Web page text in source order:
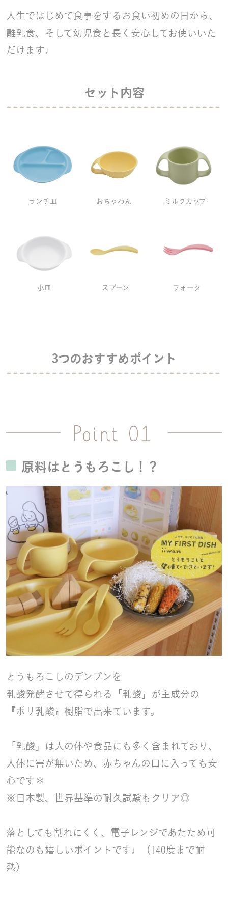
人生ではじめて食事をするお食い初めの日から、
離乳食、そして幼児食と長く安心してお使いいた
だけます♩
セット内容
ランチ皿 おちゃわん ミルクカップ
小皿 スプーン フォーク
3つのおすすめポイント
原料はとうもろこし！？
とうもろこしのデンプンを
乳酸発酵させて得られる「乳酸」が主成分の
『ポリ乳酸』樹脂で出来ています。
「乳酸」は人の体や食品にも多く含まれており、
人体に害が無いため、赤ちゃんの口に入っても安
心です＊
※日本製、世界基準の耐久試験もクリア◎
落としても割れにくく、電子レンジであたため可
能なのも嬉しいポイントです♩（140度まで耐
熱）